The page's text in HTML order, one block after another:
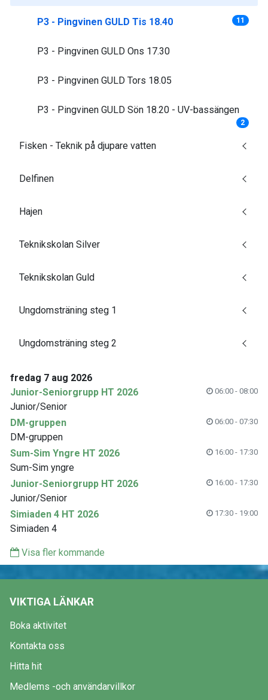
P3 - Pingvinen GULD Tis 18.40 11
P3 - Pingvinen GULD Ons 17.30
P3 - Pingvinen GULD Tors 18.05
P3 - Pingvinen GULD Sön 18.20 - UV-bassängen
2
Fisken - Teknik på djupare vatten
Delfinen
Hajen
Teknikskolan Silver
Teknikskolan Guld
Ungdomsträning steg 1
Ungdomsträning steg 2
fredag 7 aug 2026
Junior-Seniorgrupp HT 2026
06:00 - 08:00
Junior/Senior
DM-gruppen
06:00 - 07:30
DM-gruppen
Sum-Sim Yngre HT 2026
16:00 - 17:30
Sum-Sim yngre
Junior-Seniorgrupp HT 2026
16:00 - 17:30
Junior/Senior
Simiaden 4 HT 2026
17:30 - 19:00
Simiaden 4
Visa fler kommande
VIKTIGA LÄNKAR
Boka aktivitet
Kontakta oss
Hitta hit
Medlems -och användarvillkor